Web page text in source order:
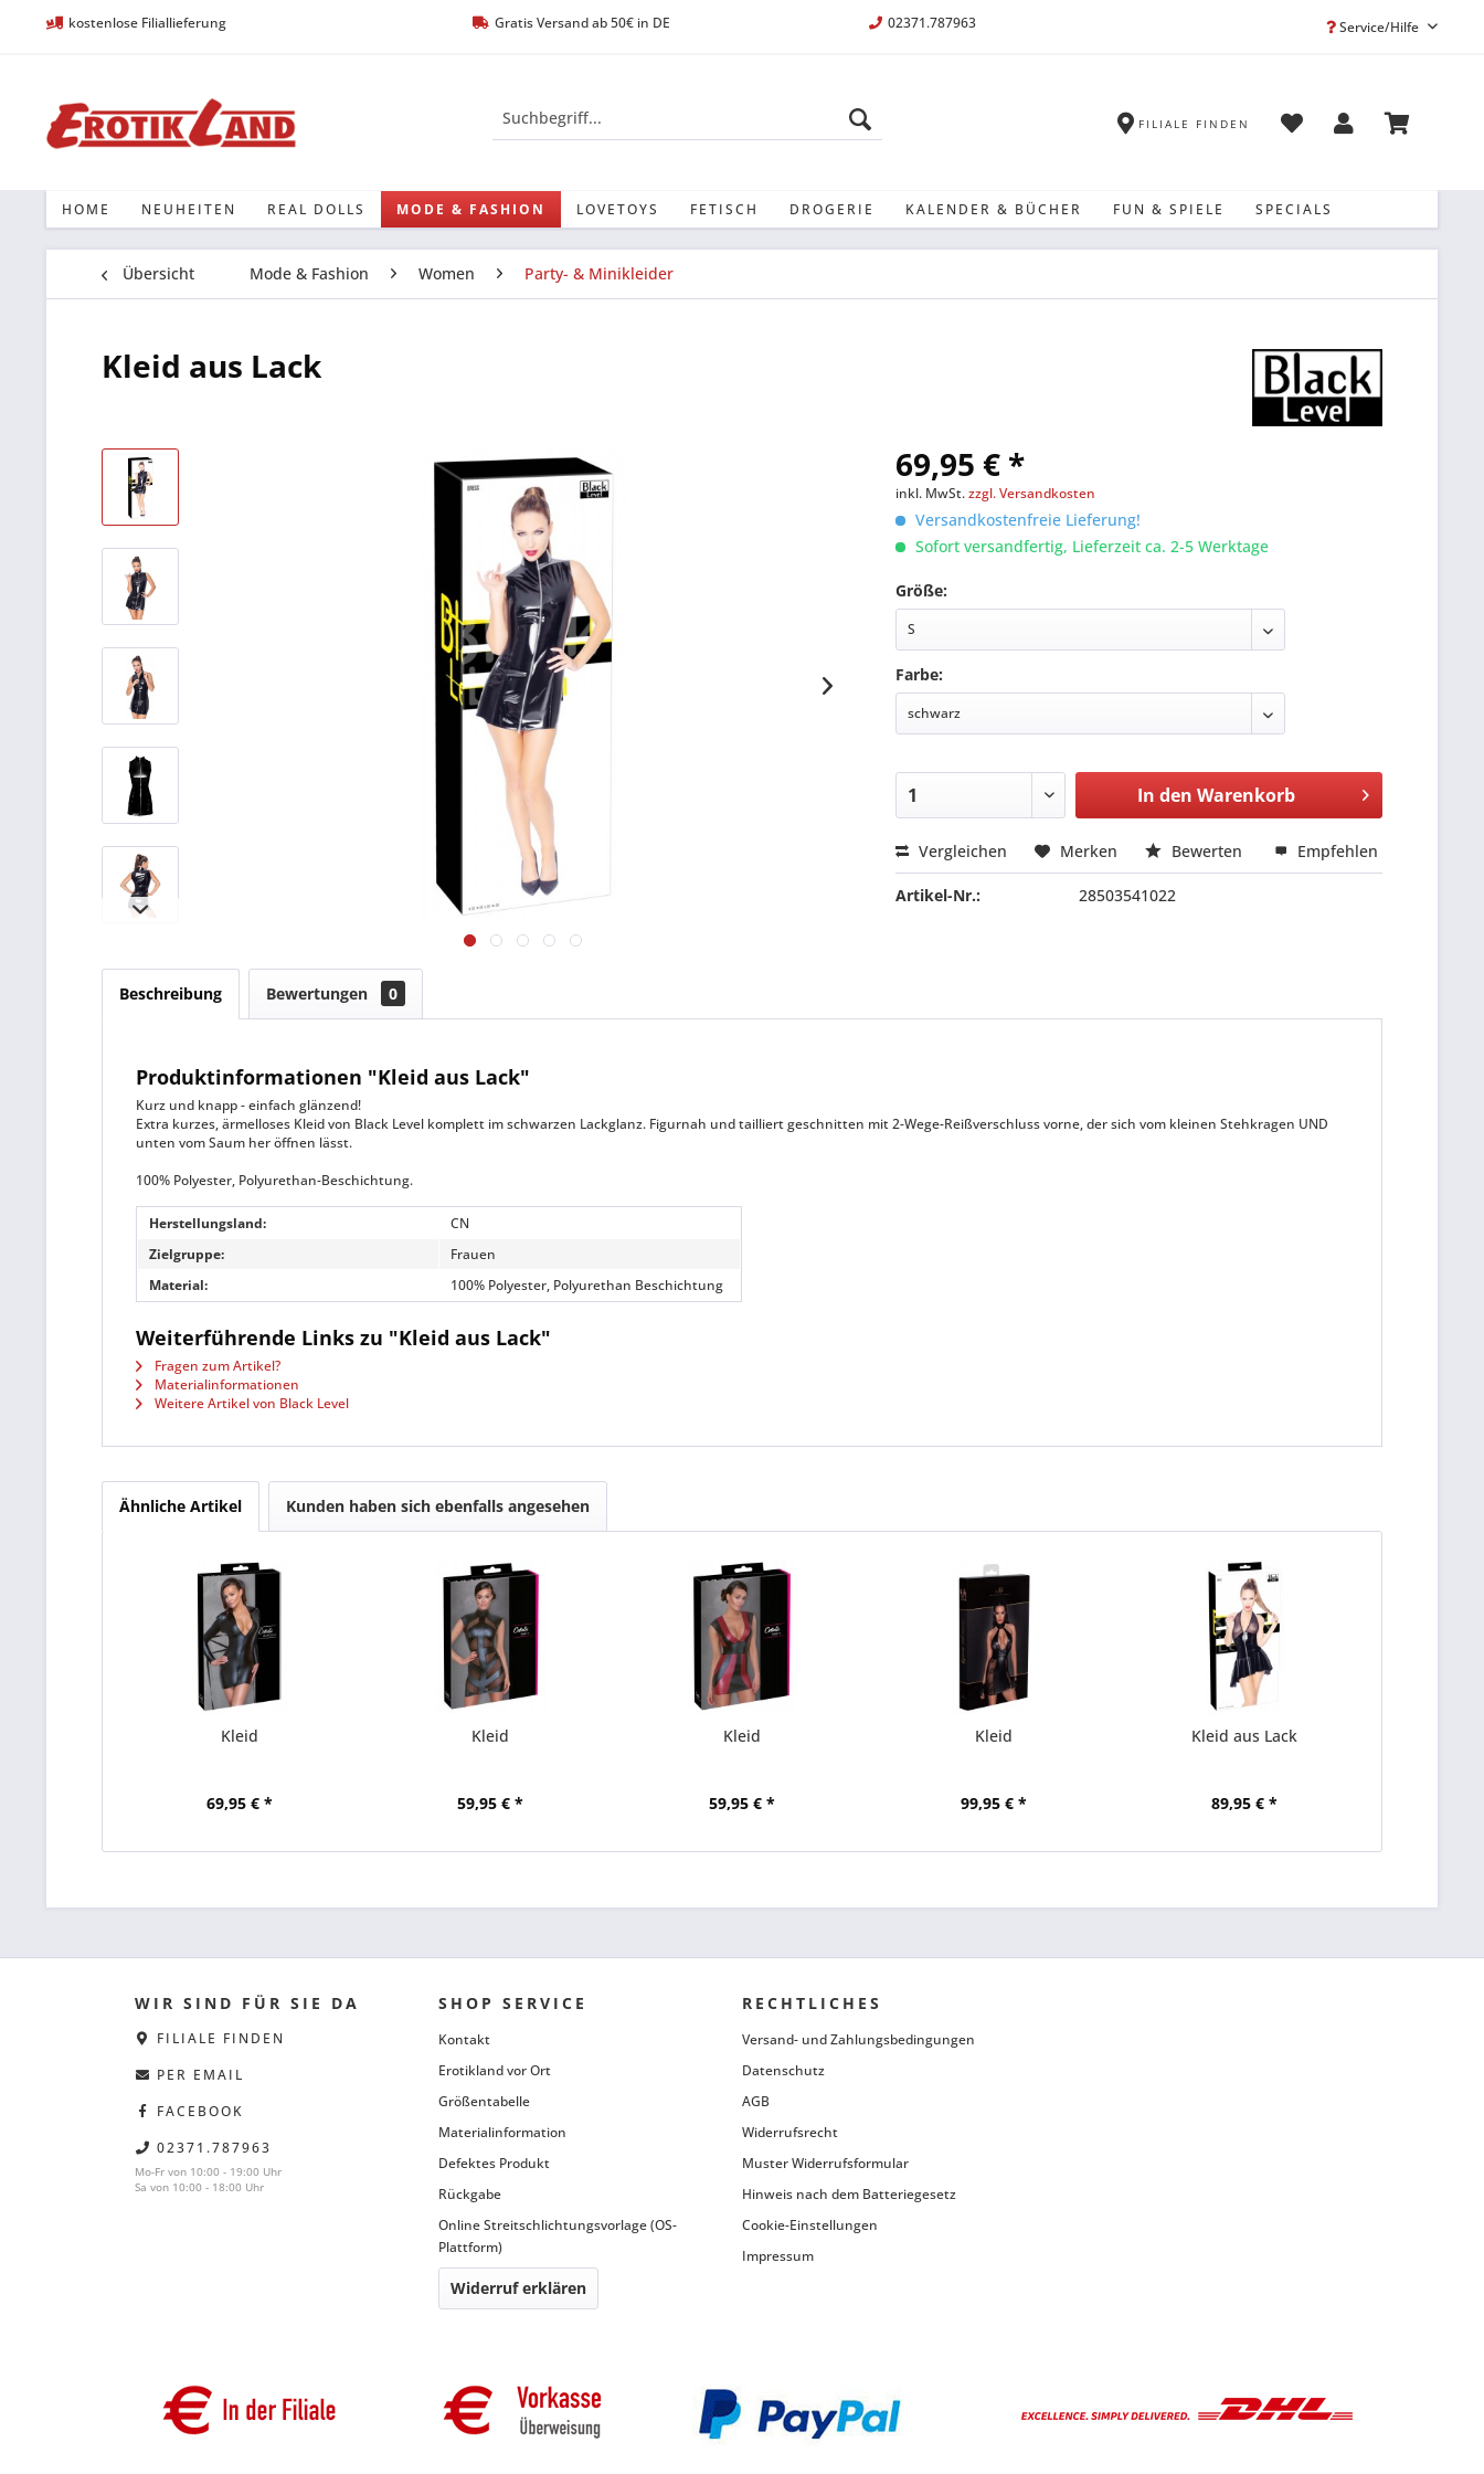
kostenlose Filiallieferung Gratis Versand ab 50€ in DE 02371.787963 Service/Hilfe
FILIALE FINDEN
HOME NEUHEITEN REAL DOLLS MODE & FASHION LOVETOYS FETISCH DROGERIE KALENDER & BÜCHER FUN & SPIELE SPECIALS
Übersicht Mode & Fashion Women Party- & Minikleider
Kleid aus Lack
69,95 € *
inkl. MwSt.zzgl. Versandkosten
Versandkostenfreie Lieferung!
Sofort versandfertig, Lieferzeit ca. 2-5 Werktage
Größe:
Farbe:
In den Warenkorb
Vergleichen Merken Bewerten Empfehlen
Artikel-Nr.: 28503541022
Beschreibung Bewertungen 0
Produktinformationen "Kleid aus Lack"
Kurz und knapp - einfach glänzend!
Extra kurzes, ärmelloses Kleid von Black Level komplett im schwarzen Lackglanz. Figurnah und tailliert geschnitten mit 2-Wege-Reißverschluss vorne, der sich vom kleinen Stehkragen UND
unten vom Saum her öffnen lässt.
100% Polyester, Polyurethan-Beschichtung.
Herstellungsland:
CN
Zielgruppe:
Frauen
Material:
100% Polyester, Polyurethan Beschichtung
Weiterführende Links zu "Kleid aus Lack"
Fragen zum Artikel?
Materialinformationen
Weitere Artikel von Black Level
Ähnliche Artikel Kunden haben sich ebenfalls angesehen
Kleid
69,95 € *
Kleid
59,95 € *
Kleid
59,95 € *
Kleid
99,95 € *
Kleid aus Lack
89,95 € *
WIR SIND FÜR SIE DA
FILIALE FINDEN
PER EMAIL
FACEBOOK
02371.787963
Mo-Fr von 10:00 - 19:00 Uhr
Sa von 10:00 - 18:00 Uhr
SHOP SERVICE
Kontakt
Erotikland vor Ort
Größentabelle
Materialinformation
Defektes Produkt
Rückgabe
Online Streitschlichtungsvorlage (OS-
Plattform)
Widerruf erklären
RECHTLICHES
Versand- und Zahlungsbedingungen
Datenschutz
AGB
Widerrufsrecht
Muster Widerrufsformular
Hinweis nach dem Batteriegesetz
Cookie-Einstellungen
Impressum